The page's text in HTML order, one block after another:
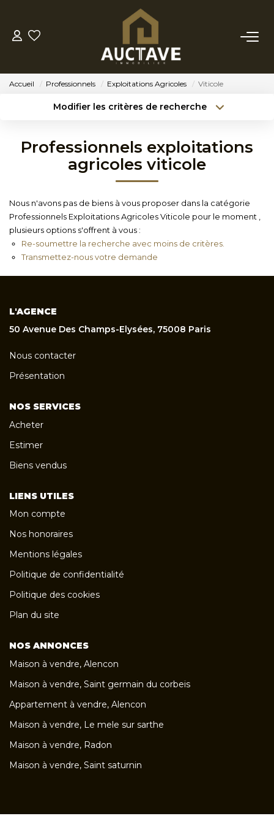
ACHETER
NOTRE AGENCE
NOTRE PHILOSOPHIE
CONTACT
Accueil Professionnels Exploitations Agricoles Viticole
Modifier les critères de recherche
Type de bien
Surface min
Plus de critères Créer une alerte
Professionnels exploitations
agricoles viticole
Nous n'avons pas de biens à vous proposer dans la catégorie
Professionnels Exploitations Agricoles Viticole pour le moment ,
plusieurs options s'offrent à vous :
Re-soumettre la recherche avec moins de critères.
Transmettez-nous votre demande
L'AGENCE
50 Avenue Des Champs-Elysées, 75008 Paris
Nous contacter
Présentation
NOS SERVICES
Acheter
Estimer
Biens vendus
LIENS UTILES
Mon compte
Nos honoraires
Mentions légales
Politique de confidentialité
Politique des cookies
Plan du site
NOS ANNONCES
Maison à vendre, Alencon
Maison à vendre, Saint germain du corbeis
Appartement à vendre, Alencon
Maison à vendre, Le mele sur sarthe
Maison à vendre, Radon
Maison à vendre, Saint saturnin